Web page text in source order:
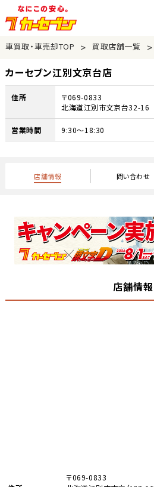
車買取・車売却TOP > 買取店舗一覧 >
カーセブン江別文京台店
住所
〒069-0833
北海道江別市文京台32-16
営業時間 9:30～18:30
店舗情報 問い合わせ
店舗情報
〒069-0833